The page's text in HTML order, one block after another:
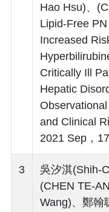
Hao Hsu)、
Lipid-Free
Increased
Critically Ill
Hepatic
and Clinical
2021 Sep，
3
吳汐淇(Shih-
(CHEN TE-
Wang)、鄭翰